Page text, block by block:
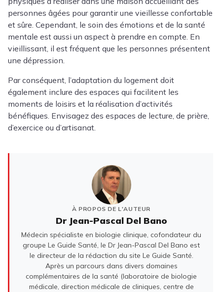
personnes âgées pour garantir une vieillesse confortable
et sûre. Cependant, le soin des émotions et de la santé
mentale est aussi un aspect à prendre en compte. En
vieillissant, il est fréquent que les personnes présentent
une dépression.
Par conséquent, l’adaptation du logement doit
également inclure des espaces qui facilitent les
moments de loisirs et la réalisation d’activités
bénéfiques. Envisagez des espaces de lecture, de prière,
d’exercice ou d’artisanat.
À PROPOS DE L'AUTEUR
Dr Jean-Pascal Del Bano
Médecin spécialiste en biologie clinique, cofondateur du
groupe Le Guide Santé, le Dr Jean-Pascal Del Bano est
le directeur de la rédaction du site Le Guide Santé.
Après un parcours dans divers domaines
complémentaires de la santé (laboratoire de biologie
médicale, direction médicale de cliniques, centre de